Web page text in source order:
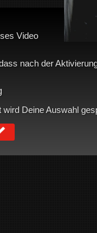
Video
nach der
Deine Auswahl